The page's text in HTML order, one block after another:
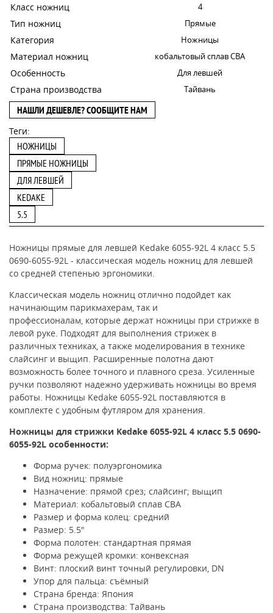
Класс ножниц 4
Тип ножниц Прямые
Категория Ножницы
Материал ножниц кобальтовый сплав CBA
Особенность Для левшей
Страна производства Тайвань
НАШЛИ ДЕШЕВЛЕ? СООБЩИТЕ НАМ
Теги:
НОЖНИЦЫ
ПРЯМЫЕ НОЖНИЦЫ
ДЛЯ ЛЕВШЕЙ
KEDAKE
5.5
Ножницы прямые для левшей Kedake 6055-92L 4 класс 5.5
0690-6055-92L - классическая модель ножниц для левшей
со средней степенью эргономики.
Классическая модель ножниц отлично подойдет как
начинающим парикмахерам, так и
профессионалам, которые держат ножницы при стрижке в
левой руке. Подходят для выполнения стрижек в
различных техниках, а также моделирования в технике
слайсинг и выщип. Расширенные полотна дают
возможность более точного и плавного среза. Усиленные
ручки позволяют надежно удерживать ножницы во время
работы. Ножницы Kedake 6055-92L поставляются в
комплекте с удобным футляром для хранения.
Ножницы для стрижки Kedake 6055-92L 4 класс 5.5 0690-
6055-92L особенности:
Форма ручек: полуэргономика
Вид ножниц: прямые
Назначение: прямой срез; слайсинг; выщип
Материал: кобальтовый сплав CBA
Размер и форма колец: средний
Размер: 5.5"
Форма полотен: стандартная прямая
Форма режущей кромки: конвексная
Винт: плоский винт точный регулировки, DN
Упор для пальца: съёмный
Страна бренда: Япония
Страна производства: Тайвань